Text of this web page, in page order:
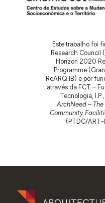
Este trabalho foi
Research Council
Horizon 2020
Programme
ReARQ.IB) e por
através da FCT –
Tecnologia,
ArchNeed –
Community
(PTDC/